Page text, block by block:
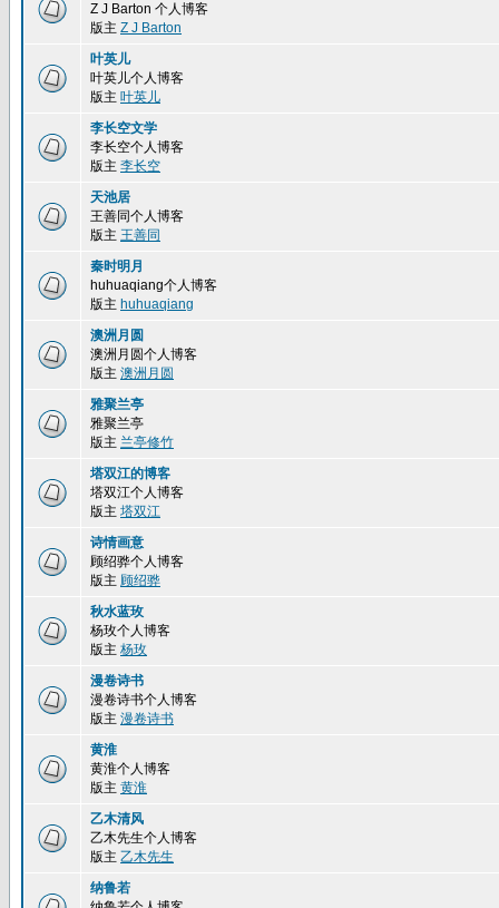
Z J Barton 个人博客
版主 Z J Barton
叶英儿
叶英儿个人博客
版主 叶英儿
李长空文学
李长空个人博客
版主 李长空
天池居
王善同个人博客
版主 王善同
秦时明月
huhuaqiang个人博客
版主 huhuaqiang
澳洲月圆
澳洲月圆个人博客
版主 澳洲月圆
雅聚兰亭
雅聚兰亭
版主 兰亭修竹
塔双江的博客
塔双江个人博客
版主 塔双江
诗情画意
顾绍骅个人博客
版主 顾绍骅
秋水蓝玫
杨玫个人博客
版主 杨玫
漫卷诗书
漫卷诗书个人博客
版主 漫卷诗书
黄淮
黄淮个人博客
版主 黄淮
乙木清风
乙木先生个人博客
版主 乙木先生
纳鲁若